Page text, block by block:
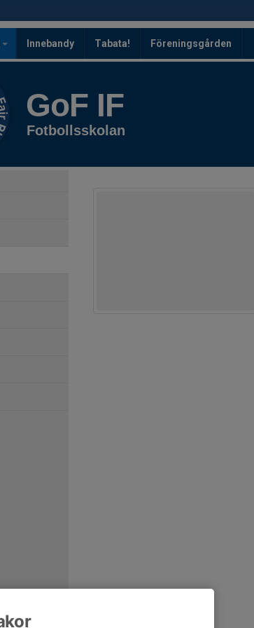
Innebandy Tabata! Föreningsgården
GoF IF
Fotbollsskolan